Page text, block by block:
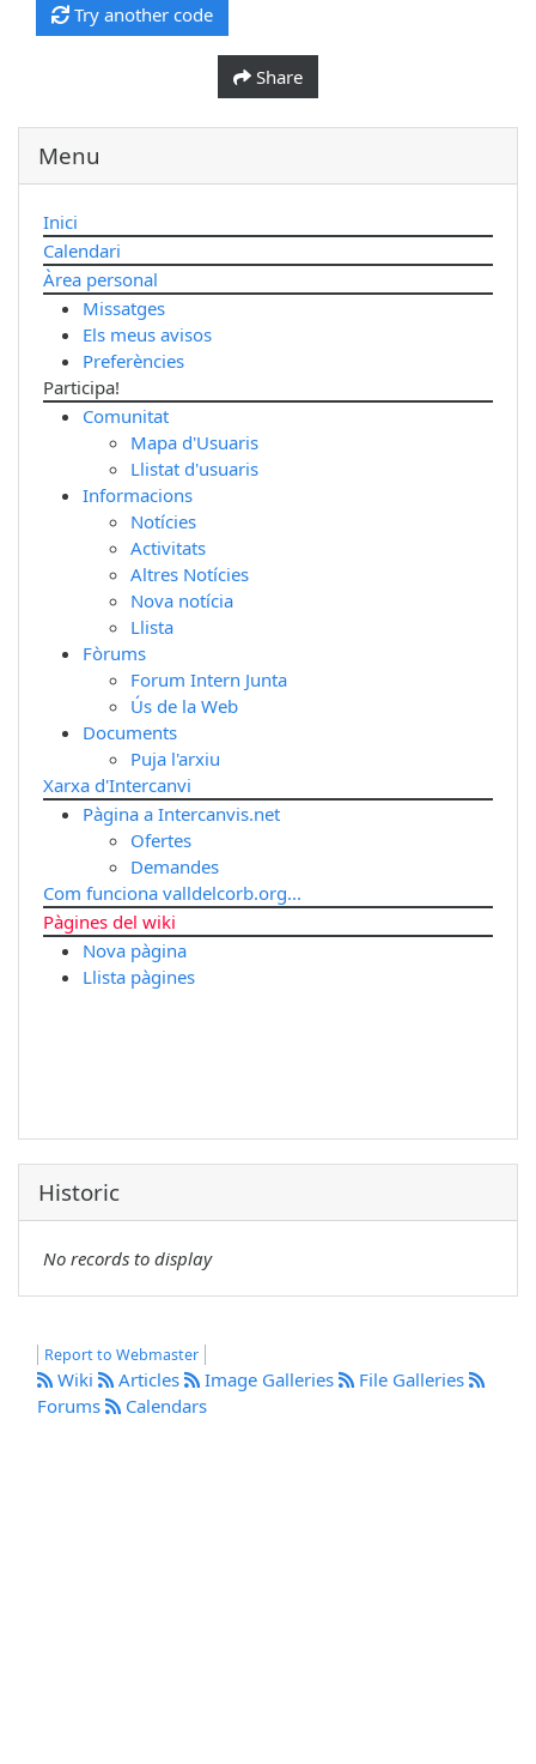
Try another code
Share
Menu
Inici
Calendari
Àrea personal
Missatges
Els meus avisos
Preferències
Participa!
Comunitat
Mapa d'Usuaris
Llistat d'usuaris
Informacions
Notícies
Activitats
Altres Notícies
Nova notícia
Llista
Fòrums
Forum Intern Junta
Ús de la Web
Documents
Puja l'arxiu
Xarxa d'Intercanvi
Pàgina a Intercanvis.net
Ofertes
Demandes
Com funciona valldelcorb.org...
Pàgines del wiki
Nova pàgina
Llista pàgines
Historic
No records to display
Report to Webmaster
Wiki Articles Image Galleries
File Galleries
Forums
Calendars